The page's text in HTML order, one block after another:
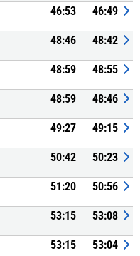
46:53 46:49
48:46 48:42
48:59 48:55
48:59 48:46
49:27 49:15
50:42 50:23
51:20 50:56
53:15 53:08
53:15 53:04